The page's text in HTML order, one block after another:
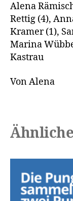
Alena
Rettig (4),
Kramer (1),
Marina
Kastrau
Von Alena